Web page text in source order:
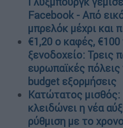
Facebook - Από
μπρελόκ μέχρι και
€1,20 ο καφές, €100
ξενοδοχείο: Τρεις
ευρωπαϊκές πόλεις
budget εξορμήσεις
Κατώτατος
κλειδώνει η νέα
ρύθμιση με το